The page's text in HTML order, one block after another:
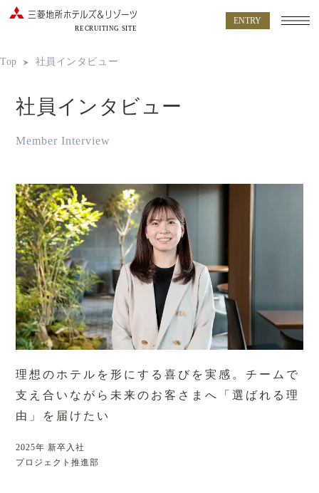
RECRUITING SITE
ENTRY
Top 社員インタビュー
社員インタビュー
Member Interview
理想のホテルを形にする喜びを実感。チームで
支え合いながら未来のお客さまへ「選ばれる理
由」を届けたい
2025年 新卒入社
プロジェクト推進部